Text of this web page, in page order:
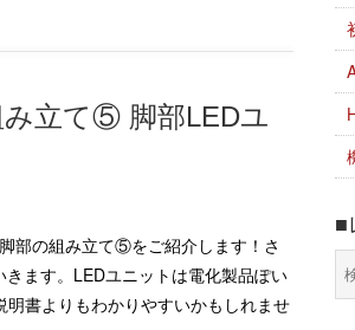
立て⑤ 脚部LEDユ
部の組み立て⑤をご紹介します！さ
ます。LEDユニットは電化製品ぽい
書よりもわかりやすいかもしれませ
■